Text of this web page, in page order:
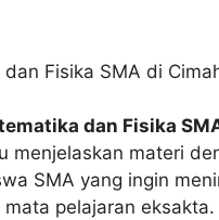
Fisika SMA di
dan Fisika
menjelaskan materi
SMA yang ingin
pelajaran eksakta.